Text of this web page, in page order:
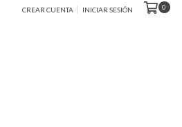
CREAR CUENTA INICIAR SESIÓN 0